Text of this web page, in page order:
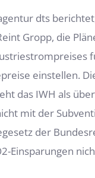
dts
Gropp, die
einstellen.
das IWH als
mit der
der
Einsparungen